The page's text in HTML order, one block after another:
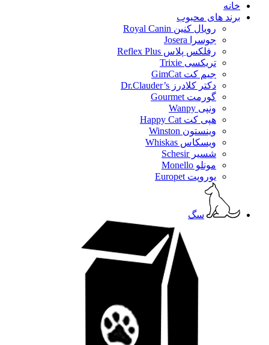
خانه
برند های محبوب
رویال کنین Royal Canin
جوسرا Josera
رفلکس پلاس Reflex Plus
تریکسی Trixie
جیم کت GimCat
دکتر کلادرز Dr.Clauder’s
گورمت Gourmet
ونپی Wanpy
هپی کت Happy Cat
وینستون Winston
ویسکاس Whiskas
شسیر Schesir
مونلو Monello
یوروپت Europet
سگ